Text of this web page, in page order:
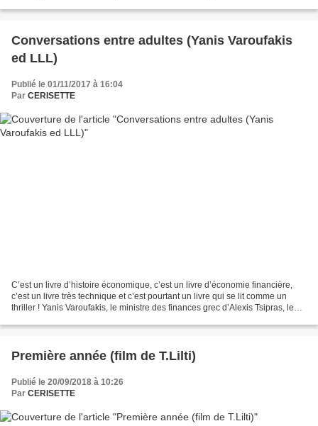
Conversations entre adultes (Yanis Varoufakis
ed LLL)
Publié le 01/11/2017 à 16:04
Par CERISETTE
C’est un livre d’histoire économique, c’est un livre d’économie financière,
c’est un livre très technique et c’est pourtant un livre qui se lit comme un
thriller ! Yanis Varoufakis, le ministre des finances grec d’Alexis Tsipras, le
Première année (film de T.Lilti)
Publié le 20/09/2018 à 10:26
Par CERISETTE